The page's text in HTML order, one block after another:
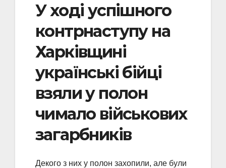
У ході успішного
контрнаступу на
Харківщині
українські бійці
взяли у полон
чимало військових
загарбників
Декого з них у полон захопили, але були